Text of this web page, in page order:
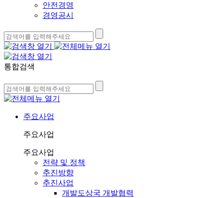
안전경영
경영공시
통합검색
주요사업
주요사업
주요사업
전략 및 정책
추진방향
추진사업
개발도상국 개발협력